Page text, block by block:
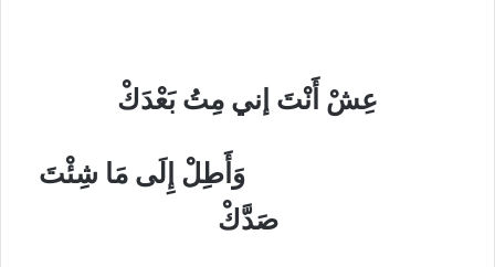
عِشْ أَنْتَ إني مِتُ بَعْدَكْ
وَأَطِلْ إِلَى مَا شِئْتَ
صَدَّكْ